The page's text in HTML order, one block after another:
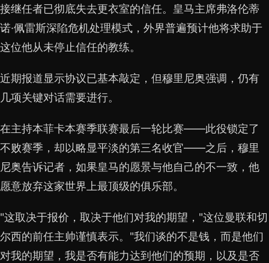
接继任者已彻底失去更衣室的信任。皇马主席弗洛伦蒂
诺·佩雷斯深陷危机处理模式，外界普遍预计他将求助于
这位他从未停止信任的教练。
近期报道显示协议已基本敲定，但穆里尼奥强调，仍有
几项关键对话需要进行。
在主持本菲卡本赛季联赛最后一轮比赛——此役锁定了
不败赛季，却以略显平淡的第三名收官——之后，穆里
尼奥告诉记者，如果皇马的愿景与他自己的不一致，他
愿意放弃这家世界上最顶级的俱乐部。
"这取决于报价，取决于他们对我的期望，"这位曼联和切
尔西的前任主帅谨慎表示。"我们谈的不是钱，而是他们
对我的期望，我是否有能力达到他们的预期，以及是否